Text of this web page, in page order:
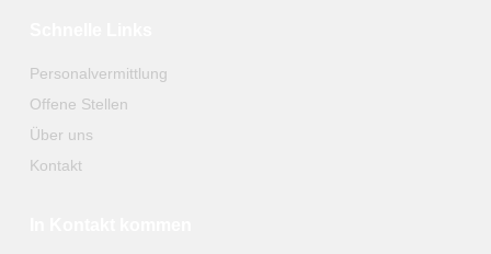
Personalvermittlung
Offene Stellen
Über uns
Kontakt